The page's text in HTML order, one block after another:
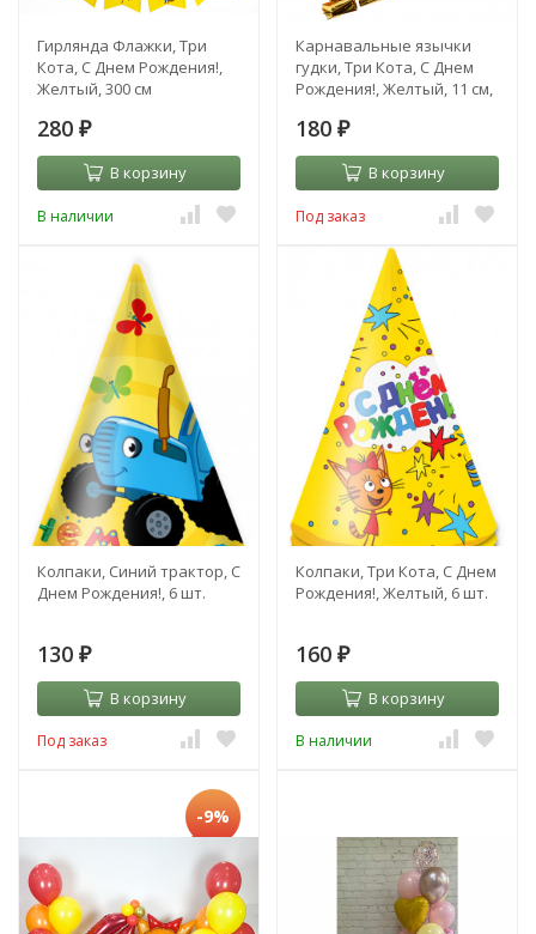
Гирлянда Флажки, Три
Кота, С Днем Рождения!,
Желтый, 300 см
280 ₽
В корзину
В наличии
Карнавальные язычки
гудки, Три Кота, С Днем
Рождения!, Желтый, 11 см,
180 ₽
В корзину
Под заказ
Колпаки, Синий трактор, С
Днем Рождения!, 6 шт.
130 ₽
В корзину
Под заказ
Колпаки, Три Кота, С Днем
Рождения!, Желтый, 6 шт.
160 ₽
В корзину
В наличии
-9%